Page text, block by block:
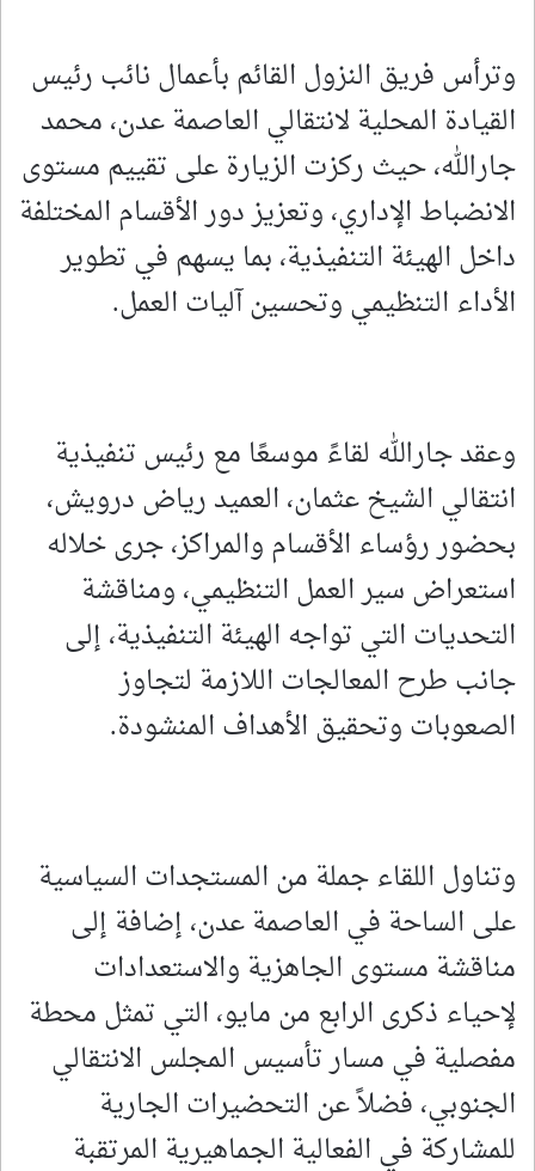
وترأس فريق النزول القائم بأعمال نائب رئيس
القيادة المحلية لانتقالي العاصمة عدن، محمد
جارالله، حيث ركزت الزيارة على تقييم مستوى
الانضباط الإداري، وتعزيز دور الأقسام المختلفة
داخل الهيئة التنفيذية، بما يسهم في تطوير
الأداء التنظيمي وتحسين آليات العمل.
وعقد جارالله لقاءً موسعًا مع رئيس تنفيذية
انتقالي الشيخ عثمان، العميد رياض درويش،
بحضور رؤساء الأقسام والمراكز، جرى خلاله
استعراض سير العمل التنظيمي، ومناقشة
التحديات التي تواجه الهيئة التنفيذية، إلى
جانب طرح المعالجات اللازمة لتجاوز
الصعوبات وتحقيق الأهداف المنشودة.
وتناول اللقاء جملة من المستجدات السياسية
على الساحة في العاصمة عدن، إضافة إلى
مناقشة مستوى الجاهزية والاستعدادات
لإحياء ذكرى الرابع من مايو، التي تمثل محطة
مفصلية في مسار تأسيس المجلس الانتقالي
الجنوبي، فضلاً عن التحضيرات الجارية
للمشاركة في الفعالية الجماهيرية المرتقبة